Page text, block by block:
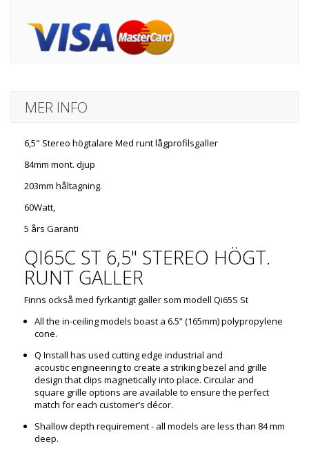
MER INFO
6,5" Stereo högtalare Med runt lågprofilsgaller
84mm mont. djup
203mm håltagning.
60Watt,
5 års Garanti
QI65C ST 6,5" STEREO HÖGT.
RUNT GALLER
Finns också med fyrkantigt galler som modell Qi65S St
All the in-ceiling models boast a 6.5” (165mm)polypropylene
cone.
Q Install has used cutting edge industrial and
acousticengineering to create a striking bezel and grille
design that clips magnetically into place. Circular and
square grille options are available to ensure the perfect
match for each customer’s décor.
Shallow depth requirement - all models are less than 84 mm
deep.